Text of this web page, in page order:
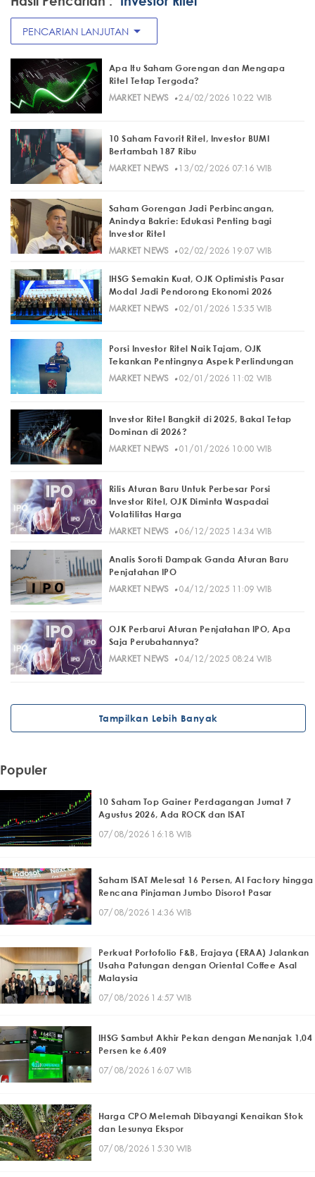
PENCARIAN LANJUTAN arrow_drop_down
Apa Itu Saham Gorengan dan Mengapa
Ritel Tetap Tergoda?
MARKET NEWS· 24/02/2026 10:22 WIB
10 Saham Favorit Ritel, Investor BUMI
Bertambah 187 Ribu
MARKET NEWS· 13/02/2026 07:16 WIB
Saham Gorengan Jadi Perbincangan,
Anindya Bakrie: Edukasi Penting bagi
Investor Ritel
MARKET NEWS· 02/02/2026 19:07 WIB
IHSG Semakin Kuat, OJK Optimistis Pasar
Modal Jadi Pendorong Ekonomi 2026
MARKET NEWS· 02/01/2026 15:35 WIB
Porsi Investor Ritel Naik Tajam, OJK
Tekankan Pentingnya Aspek Perlindungan
MARKET NEWS· 02/01/2026 11:02 WIB
Investor Ritel Bangkit di 2025, Bakal Tetap
Dominan di 2026?
MARKET NEWS· 01/01/2026 10:00 WIB
Rilis Aturan Baru Untuk Perbesar Porsi
Investor Ritel, OJK Diminta Waspadai
Volatilitas Harga
MARKET NEWS· 06/12/2025 14:34 WIB
Analis Soroti Dampak Ganda Aturan Baru
Penjatahan IPO
MARKET NEWS· 04/12/2025 11:09 WIB
OJK Perbarui Aturan Penjatahan IPO, Apa
Saja Perubahannya?
MARKET NEWS· 04/12/2025 08:24 WIB
Tampilkan Lebih Banyak
Populer
10 Saham Top Gainer Perdagangan Jumat 7
Agustus 2026, Ada ROCK dan ISAT
07/08/2026 16:18 WIB
Saham ISAT Melesat 16 Persen, AI Factory hingga
Rencana Pinjaman Jumbo Disorot Pasar
07/08/2026 14:36 WIB
Perkuat Portofolio F&B, Erajaya (ERAA) Jalankan
Usaha Patungan dengan Oriental Coffee Asal
Malaysia
07/08/2026 14:57 WIB
IHSG Sambut Akhir Pekan dengan Menanjak 1,04
Persen ke 6.409
07/08/2026 16:07 WIB
Harga CPO Melemah Dibayangi Kenaikan Stok
dan Lesunya Ekspor
07/08/2026 15:30 WIB